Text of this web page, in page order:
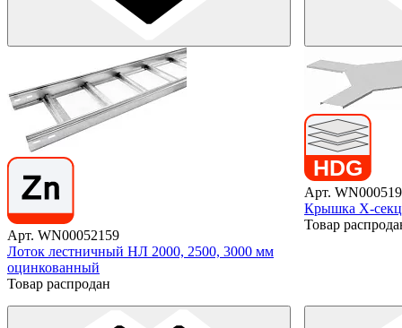
Арт. WN00052159
Лоток лестничный НЛ 2000, 2500, 3000 мм
оцинкованный
Товар распродан
Арт.
Крышка X-
Товар